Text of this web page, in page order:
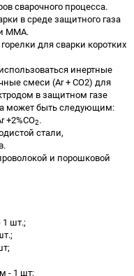
сварочного процесса.
в среде защитного газа
MMA.
для сварки коротких
инертные
смеси (Ar + CO2) для
в защитном газе
может быть следующим:
+2%CO2.
стали,
и порошковой
шт.;
- 1 шт;